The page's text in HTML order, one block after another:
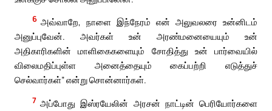
6 அவ்வாறே, நாளை இந்நேரம் என் அலுவலரை உன்னிடம்
அனுப்புவேன். அவர்கள் உன் அரண்மனையையும் உன்
அதிகாரிகளின் மாளிகைகளையும் சோதித்து உன் பார்வையில்
விலைமதிப்புள்ள அனைத்தையும் கைப்பற்றி எடுத்துச்
செல்வார்கள்” என்று சொன்னார்கள்.
7 அப்போது இஸ்ரயேலின் அரசன் நாட்டின் பெரியோர்களை